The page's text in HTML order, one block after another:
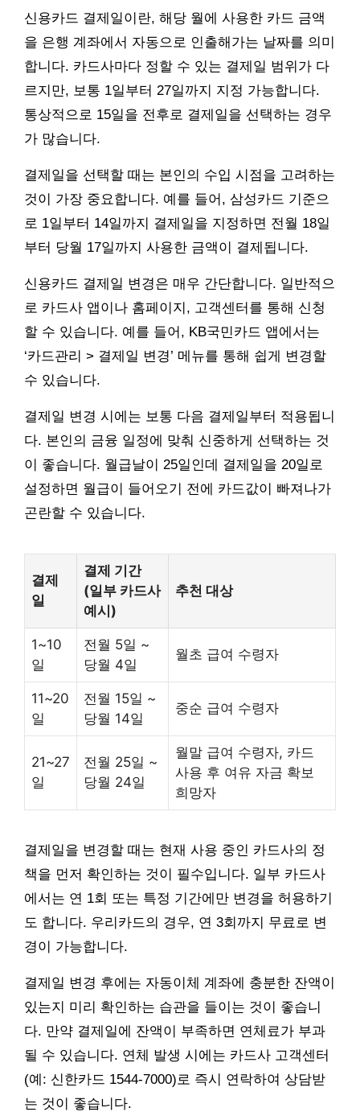
신용카드 결제일이란, 해당 월에 사용한 카드 금액
을 은행 계좌에서 자동으로 인출해가는 날짜를 의미
합니다. 카드사마다 정할 수 있는 결제일 범위가 다
르지만, 보통 1일부터 27일까지 지정 가능합니다.
통상적으로 15일을 전후로 결제일을 선택하는 경우
가 많습니다.
결제일을 선택할 때는 본인의 수입 시점을 고려하는
것이 가장 중요합니다. 예를 들어, 삼성카드 기준으
로 1일부터 14일까지 결제일을 지정하면 전월 18일
부터 당월 17일까지 사용한 금액이 결제됩니다.
신용카드 결제일 변경은 매우 간단합니다. 일반적으
로 카드사 앱이나 홈페이지, 고객센터를 통해 신청
할 수 있습니다. 예를 들어, KB국민카드 앱에서는
‘카드관리 > 결제일 변경’ 메뉴를 통해 쉽게 변경할
수 있습니다.
결제일 변경 시에는 보통 다음 결제일부터 적용됩니
다. 본인의 금융 일정에 맞춰 신중하게 선택하는 것
이 좋습니다. 월급날이 25일인데 결제일을 20일로
설정하면 월급이 들어오기 전에 카드값이 빠져나가
곤란할 수 있습니다.
결제
일
결제 기간
(일부 카드사
예시)
추천 대상
1~10
일
전월 5일 ~
당월 4일
월초 급여 수령자
11~20
일
전월 15일 ~
당월 14일
중순 급여 수령자
21~27
일
전월 25일 ~
당월 24일
월말 급여 수령자, 카드
사용 후 여유 자금 확보
희망자
결제일을 변경할 때는 현재 사용 중인 카드사의 정
책을 먼저 확인하는 것이 필수입니다. 일부 카드사
에서는 연 1회 또는 특정 기간에만 변경을 허용하기
도 합니다. 우리카드의 경우, 연 3회까지 무료로 변
경이 가능합니다.
결제일 변경 후에는 자동이체 계좌에 충분한 잔액이
있는지 미리 확인하는 습관을 들이는 것이 좋습니
다. 만약 결제일에 잔액이 부족하면 연체료가 부과
될 수 있습니다. 연체 발생 시에는 카드사 고객센터
(예: 신한카드 1544-7000)로 즉시 연락하여 상담받
는 것이 좋습니다.